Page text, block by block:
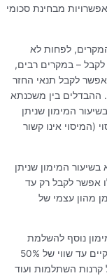
מבחינת סכומי
לפחות לא
לקבל – במקרים רבים,
אפשר לקבל תנאי החזר
ההבדלים בין משכנתא
המימון שניתן
(המיסוי אינו קשור
המימון שניתן
אפשר לקבל רק עד
מהון עצמי של
נוסף להשלמת
קרנות השתלמות ועוד